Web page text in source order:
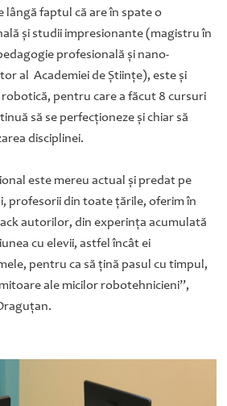
lângă faptul că are în spate o
şi studii impresionante (magistru în
profesională şi nano-
al Academiei de Ştiinţe), este şi
pentru care a făcut 8 cursuri
să se perfecţioneze şi chiar să
disciplinei.
este mereu actual şi predat pe
profesorii din toate ţările, oferim în
autorilor, din experinţa acumulată
cu elevii, astfel încât ei
pentru ca să ţină pasul cu timpul,
ale micilor robotehnicieni”,